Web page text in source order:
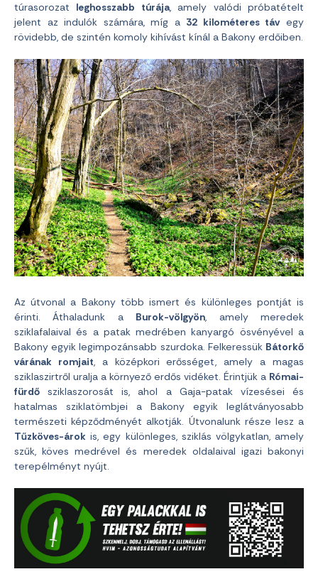
túrasorozat leghosszabb túrája, amely valódi próbatételt
jelent az indulók számára, míg a 32 kilométeres távegy
rövidebb, de szintén komoly kihívást kínál a Bakony erdőiben.
Az útvonal a Bakony több ismert és különleges pontját is
érinti. Áthaladunk a Burok-völgyön, amely meredek
sziklafalaival és a patak medrében kanyargó ösvényével a
Bakony egyik legimpozánsabb szurdoka. Felkeressük Bátorkő
várának romjait, a középkori erősséget, amely a magas
sziklaszirtről uralja a környező erdős vidéket. Érintjük a Római-
fürdő sziklaszorosát is, ahol a Gaja-patak vízesései és
hatalmas sziklatömbjei a Bakony egyik leglátványosabb
természeti képződményét alkotják. Útvonalunk része lesz a
Tűzköves-árok is, egy különleges, sziklás völgykatlan, amely
szűk, köves medrével és meredek oldalaival igazi bakonyi
terepélményt nyújt.